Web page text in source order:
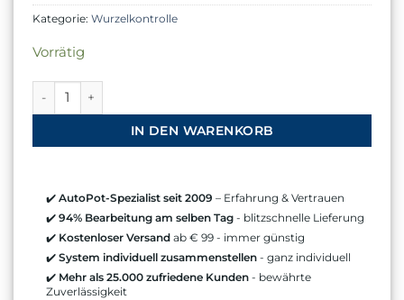
Kategorie: Wurzelkontrolle
Vorrätig
Wurzelkontrollsocke - Quadratisch (für 8.5 & 15L Töpfe)
IN DEN WARENKORB
✔️AutoPot-Spezialist seit 2009– Erfahrung & Vertrauen
✔️94% Bearbeitung am selben Tag - blitzschnelle Lieferung
✔️ Kostenloser Versand ab € 99 - immer günstig
✔️System individuell zusammenstellen - ganz individuell
✔️ Mehr als 25.000 zufriedene Kunden - bewährte
Zuverlässigkeit